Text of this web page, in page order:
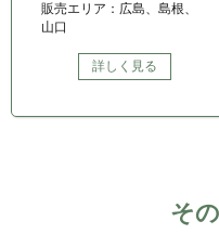
販売エリア：広島、島根、
山口
詳しく見る
そ